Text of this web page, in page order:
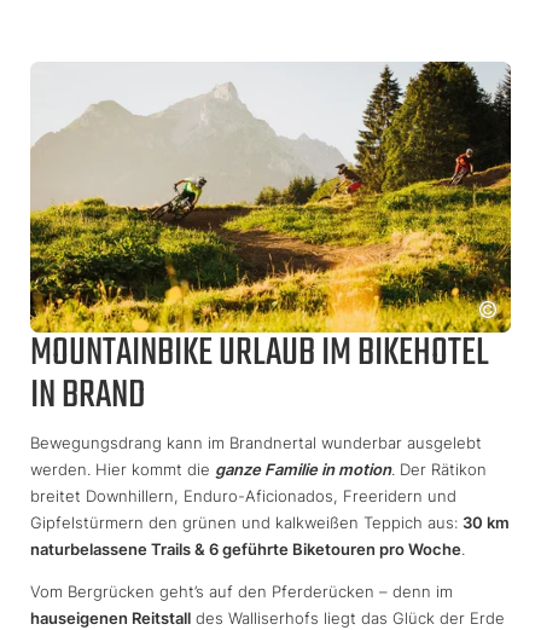
MOUNTAINBIKE URLAUB IM BIKEHOTEL
IN BRAND
Bewegungsdrang kann im Brandnertal wunderbar ausgelebt
werden. Hier kommt die ganze Familie in motion. Der Rätikon
breitet Downhillern, Enduro-Aficionados, Freeridern und
Gipfelstürmern den grünen und kalkweißen Teppich aus: 30 km
naturbelassene Trails & 6 geführte Biketouren pro Woche.
Vom Bergrücken geht’s auf den Pferderücken – denn im
hauseigenen Reitstall des Walliserhofs liegt das Glück der Erde